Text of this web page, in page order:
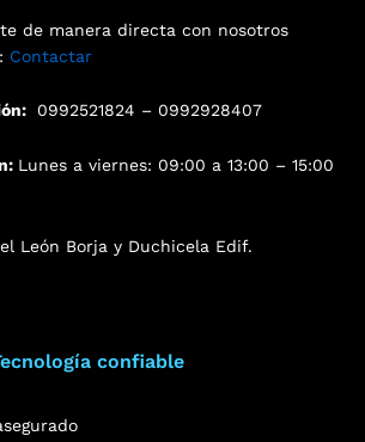
de manera directa con nosotros
Contactar
0992521824 – 0992928407
Lunes a viernes: 09:00 a 13:00 – 15:00
León Borja y Duchicela Edif.
confiable